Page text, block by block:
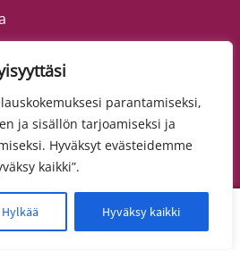
parantamiseksi,
ja sisällön tarjoamiseksi ja
Hyväksyt evästeidemme
kaikki”.
Hylkää Hyväksy kaikki